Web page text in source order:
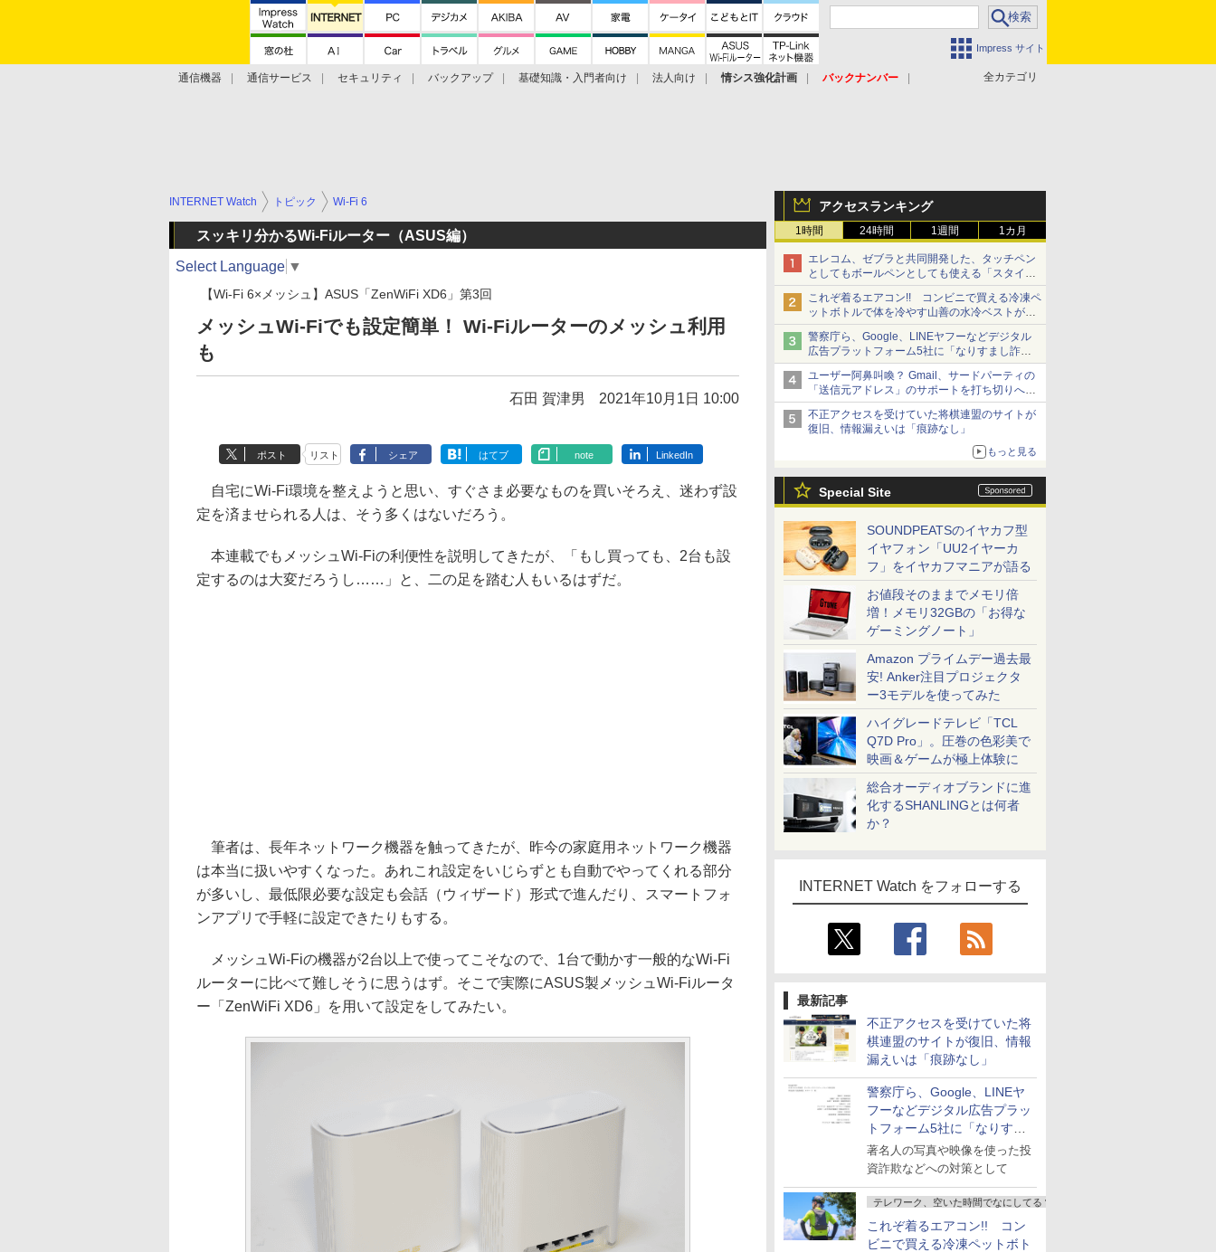
Impress サイト
全カテゴリ
通信機器 通信サービス セキュリティ バックアップ 基礎知識・入門者向け 法人向け 情シス強化計画
バックナンバー
アクセスランキング
1時間 24時間 1週間 1カ月
エレコム、ゼブラと共同開発した、タッチペン
としてもボールペンとしても使える「スタイラ
スツーウェイ」発売 iPadにも紙にも、持ち替
えずに書き込める
これぞ着るエアコン!! コンビニで買える冷凍ペ
ットボトルで体を冷やす山善の水冷ベストがロ
ードバイクにちょうどいい【ぼっち・ざ・ろー
ど！その14】【空いた時間でなにしてる？】
警察庁ら、Google、LINEヤフーなどデジタル
広告プラットフォーム5社に「なりすまし詐欺
広告」対策強化を要請 著名人の写真や映像を
使った投資詐欺などへの対策として
ユーザー阿鼻叫喚？ Gmail、サードパーティの
「送信元アドレス」のサポートを打ち切りへ
【やじうまWatch】
不正アクセスを受けていた将棋連盟のサイトが
復旧、情報漏えいは「痕跡なし」
もっと見る
Special Site
SOUNDPEATSのイヤカフ型
イヤフォン「UU2イヤーカ
フ」をイヤカフマニアが語る
お値段そのままでメモリ倍
増！メモリ32GBの「お得な
ゲーミングノート」
Amazon プライムデー過去最
安! Anker注目プロジェクタ
ー3モデルを使ってみた
ハイグレードテレビ「TCL
Q7D Pro」。圧巻の色彩美で
映画＆ゲームが極上体験に
総合オーディオブランドに進
化するSHANLINGとは何者
か？
INTERNET Watch をフォローする
最新記事
不正アクセスを受けていた将
棋連盟のサイトが復旧、情報
漏えいは「痕跡なし」
警察庁ら、Google、LINEヤ
フーなどデジタル広告プラッ
トフォーム5社に「なりすま
し詐欺広告」対策強化を要請
著名人の写真や映像を使った投
資詐欺などへの対策として
テレワーク、空いた時間でなにしてる？
これぞ着るエアコン!! コン
ビニで買える冷凍ペットボト
INTERNET Watch トピック Wi-Fi 6
スッキリ分かるWi-Fiルーター（ASUS編）
Select Language ▼
【Wi-Fi 6×メッシュ】ASUS「ZenWiFi XD6」第3回
メッシュWi-Fiでも設定簡単！ Wi-Fiルーターのメッシュ利用
も
石田 賀津男 2021年10月1日 10:00
ポスト リスト シェア はてブ note LinkedIn
自宅にWi-Fi環境を整えようと思い、すぐさま必要なものを買いそろえ、迷わず設
定を済ませられる人は、そう多くはないだろう。
本連載でもメッシュWi-Fiの利便性を説明してきたが、「もし買っても、2台も設
定するのは大変だろうし……」と、二の足を踏む人もいるはずだ。
筆者は、長年ネットワーク機器を触ってきたが、昨今の家庭用ネットワーク機器
は本当に扱いやすくなった。あれこれ設定をいじらずとも自動でやってくれる部分
が多いし、最低限必要な設定も会話（ウィザード）形式で進んだり、スマートフォ
ンアプリで手軽に設定できたりもする。
メッシュWi-Fiの機器が2台以上で使ってこそなので、1台で動かす一般的なWi-Fi
ルーターに比べて難しそうに思うはず。そこで実際にASUS製メッシュWi-Fiルータ
ー「ZenWiFi XD6」を用いて設定をしてみたい。